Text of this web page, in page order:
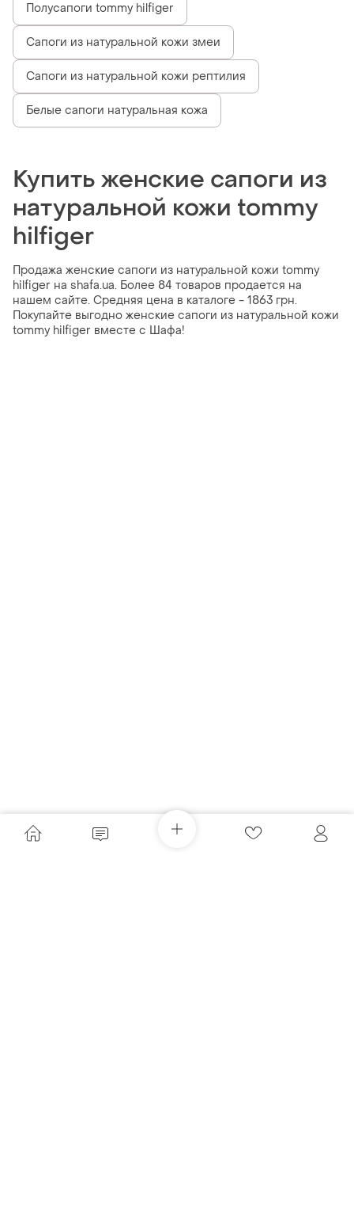
Полусапоги tommy hilfiger
Сапоги из натуральной кожи змеи
Сапоги из натуральной кожи рептилия
Белые сапоги натуральная кожа
Купить женские сапоги из
натуральной кожи tommy
hilfiger
Продажа женские сапоги из натуральной кожи tommy
hilfiger на shafa.ua. Более 84 товаров продается на
нашем сайте. Средняя цена в каталоге - 1863 грн.
Покупайте выгодно женские сапоги из натуральной кожи
tommy hilfiger вместе с Шафа!